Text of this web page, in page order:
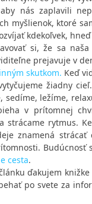
nás zaplavili
myšlienok, ktoré
kdekoľvek,
si, že sa
prejavuje v
skutkom. Keď
žiadny
sedíme, ležíme,
v prítomnej
strácame rytmus.
znamená
cesta.
ďakujem
po svete za